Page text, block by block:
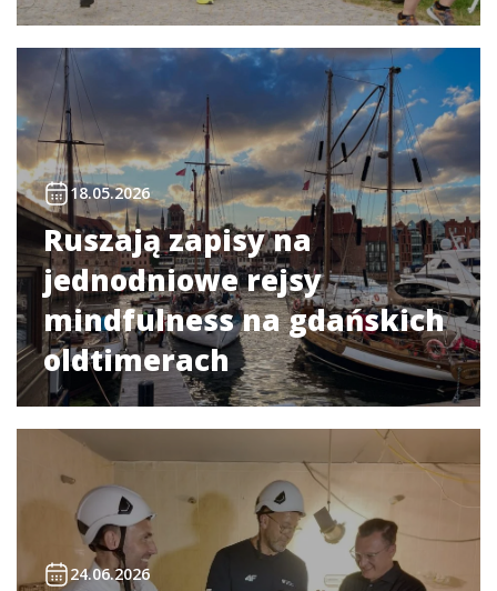
18.05.2026
Ruszają zapisy na
jednodniowe rejsy
mindfulness na gdańskich
oldtimerach
24.06.2026